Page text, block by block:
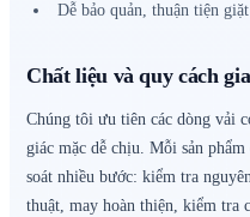
Dễ bảo quản, thuận tiện
Chất liệu và quy cách
Chúng tôi ưu tiên các dòng vải
giác mặc dễ chịu. Mỗi sản
soát nhiều bước: kiểm tra
thuật, may hoàn thiện, kiểm tra